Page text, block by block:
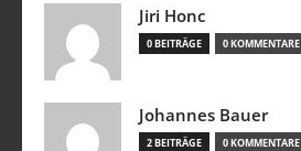
Jiri Honc
0 BEITRÄGE 0 KOMMENTARE
Johannes Bauer
2 BEITRÄGE 0 KOMMENTARE